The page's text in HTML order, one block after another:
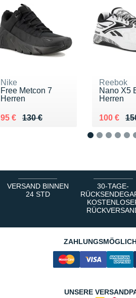
Nike
Free Metcon 7
Herren
130 €
Au lieu de 130 €
95 €
Vendu 95 €
Reebok
Nano X5
Herren
Au lieu de
100 €
Vendu
VERSAND BINNEN
24 STD
30-TAGE-
UNSERE